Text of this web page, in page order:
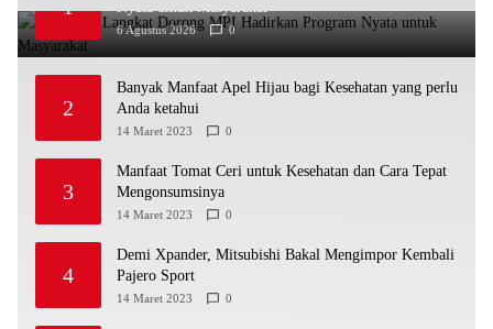
1
Nyata untuk Masyarakat
6 Agustus 2026 0
2
Banyak Manfaat Apel Hijau bagi Kesehatan yang perlu
Anda ketahui
14 Maret 2023 0
3
Manfaat Tomat Ceri untuk Kesehatan dan Cara Tepat
Mengonsumsinya
14 Maret 2023 0
4
Demi Xpander, Mitsubishi Bakal Mengimpor Kembali
Pajero Sport
14 Maret 2023 0